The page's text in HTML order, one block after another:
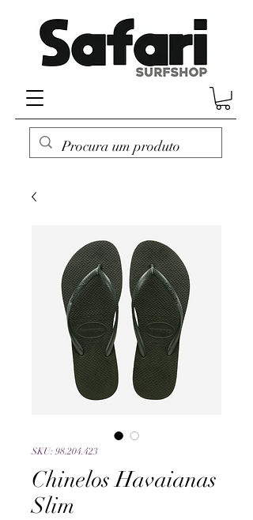
SKU: 98.204.423
Chinelos Havaianas
Slim